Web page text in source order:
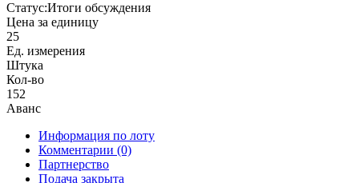
Статус:Итоги обсуждения
Цена за единицу
25
Ед. измерения
Штука
Кол-во
152
Аванс
Информация по лоту
Комментарии (0)
Партнерство
Подача закрыта